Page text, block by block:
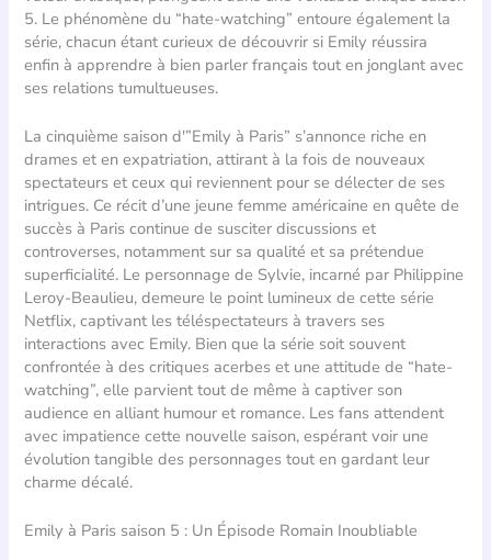
5. Le phénomène du “hate-watching” entoure également la
série, chacun étant curieux de découvrir si Emily réussira
enfin à apprendre à bien parler français tout en jonglant avec
ses relations tumultueuses.
La cinquième saison d'”Emily à Paris” s’annonce riche en
drames et en expatriation, attirant à la fois de nouveaux
spectateurs et ceux qui reviennent pour se délecter de ses
intrigues. Ce récit d’une jeune femme américaine en quête de
succès à Paris continue de susciter discussions et
controverses, notamment sur sa qualité et sa prétendue
superficialité. Le personnage de Sylvie, incarné par Philippine
Leroy-Beaulieu, demeure le point lumineux de cette série
Netflix, captivant les téléspectateurs à travers ses
interactions avec Emily. Bien que la série soit souvent
confrontée à des critiques acerbes et une attitude de “hate-
watching”, elle parvient tout de même à captiver son
audience en alliant humour et romance. Les fans attendent
avec impatience cette nouvelle saison, espérant voir une
évolution tangible des personnages tout en gardant leur
charme décalé.
Emily à Paris saison 5 : Un Épisode Romain Inoubliable